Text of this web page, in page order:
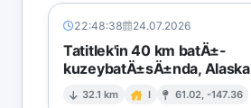
22:48:38 24.07.2026
Tatitlek'in 40 km batÄ±-
kuzeybatÄ±sÄ±nda, Alaska
32.1 km I 61.02, -147.36